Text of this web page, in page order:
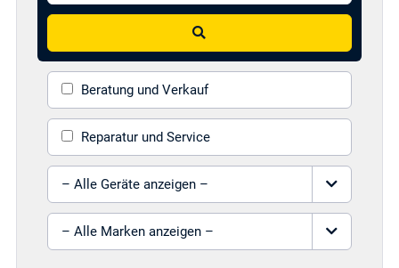
Suchen
Beratung und Verkauf
Reparatur und Service
Gerät auswählen
Marke auswählen